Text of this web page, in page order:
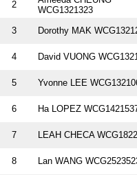
2
WCG1321323
3 Dorothy MAK
4 David VUONG
5 Yvonne LEE
6 Ha LOPEZ
7 LEAH CHECA
8 Lan WANG